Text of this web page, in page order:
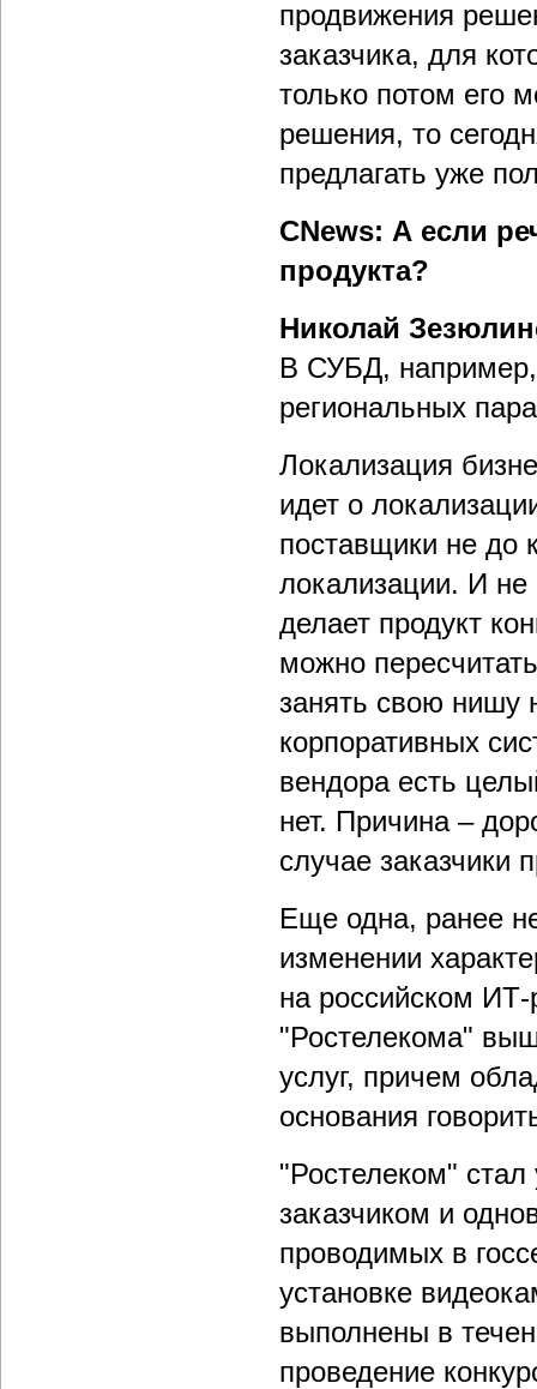
продвижения
заказчика, для
только потом его
решения, то
предлагать уже
CNews: А если
продукта?
Николай
В СУБД,
региональных
Локализация
идет о
поставщики не до
локализации. И не
делает продукт
можно
занять свою нишу
корпоративных
вендора есть
нет. Причина –
случае заказчики
Еще одна, ранее
изменении
на российском
"Ростелекома"
услуг, причем
основания
"Ростелеком"
заказчиком и
проводимых в
установке
выполнены в
проведение